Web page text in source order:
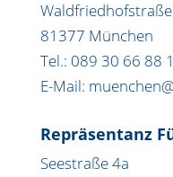
Waldfriedhofstraße
81377 München
Tel.: 089 30 66 88
E-Mail:
Repräsentanz
Seestraße 4a